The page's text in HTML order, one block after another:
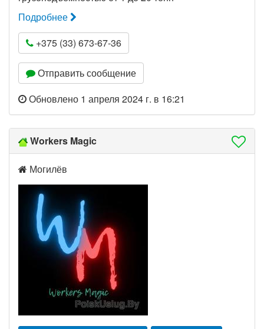
Подробнее
+375 (33) 673-67-36
Отправить сообщение
Обновлено 1 апреля 2024 г. в 16:21
Workers Magic
Могилёв